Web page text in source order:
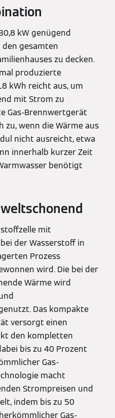
kW genügend
gesamten
zu decken.
produzierte
kWh reicht aus, um
mit Strom zu
Gas-Brennwertgerät
wenn die Wärme aus
nicht ausreicht, etwa
innerhalb kurzer Zeit
benötigt
mit
der Wasserstoff in
Prozess
wird. Die bei der
Wärme wird
Das kompakte
versorgt einen
den kompletten
bis zu 40 Prozent
Gas-
macht
Strompreisen und
indem bis zu 50
Gas-